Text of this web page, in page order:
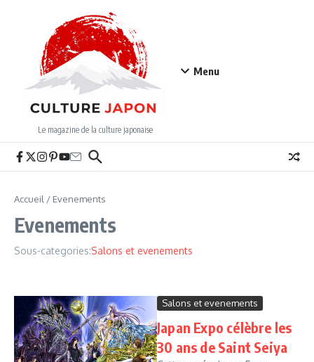
Le magazine de la culture japonaise
Menu
Accueil / Evenements
Evenements
Sous-categories:Salons et evenements
Salons et evenements
Japan Expo célèbre les
30 ans de Saint Seiya